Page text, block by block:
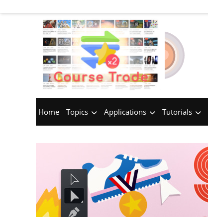
Home Topics Applications Tutorials